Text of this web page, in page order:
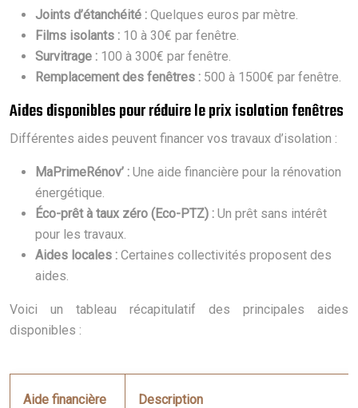
Joints d’étanchéité : Quelques euros par mètre.
Films isolants : 10 à 30€ par fenêtre.
Survitrage : 100 à 300€ par fenêtre.
Remplacement des fenêtres : 500 à 1500€ par fenêtre.
Aides disponibles pour réduire le prix isolation fenêtres
Différentes aides peuvent financer vos travaux d’isolation :
MaPrimeRénov’ : Une aide financière pour la rénovation
énergétique.
Éco-prêt à taux zéro (Eco-PTZ) : Un prêt sans intérêt
pour les travaux.
Aides locales : Certaines collectivités proposent des
aides.
Voici un tableau récapitulatif des principales aides
disponibles :
Aide financière Description